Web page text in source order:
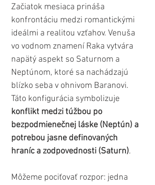
Začiatok mesiaca prináša
konfrontáciu medzi romantickými
ideálmi a realitou vzťahov. Venuša
vo vodnom znamení Raka vytvára
napätý aspekt so Saturnom a
Neptúnom, ktoré sa nachádzajú
blízko seba v ohnivom Baranovi.
Táto konfigurácia symbolizuje
konflikt medzi túžbou po
bezpodmienečnej láske (Neptún) a
potrebou jasne definovaných
hraníc a zodpovednosti (Saturn).
Môžeme pociťovať rozpor: jedna